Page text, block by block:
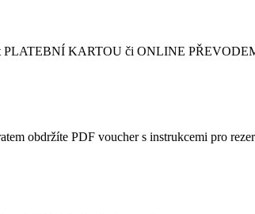
PLATEBNÍ KARTOU či ONLINE
obdržíte PDF voucher s instrukcemi pro